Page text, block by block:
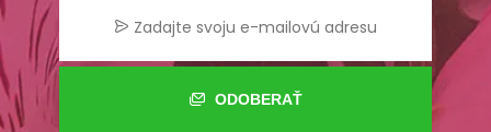
ODOBERAŤ